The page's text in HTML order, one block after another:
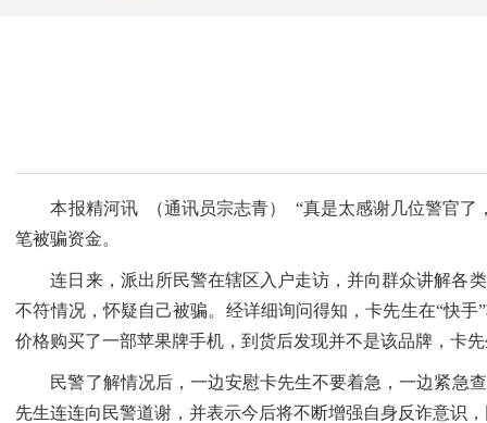
本报精河讯 （通讯员宗志青） “真是太感谢几位警官了
笔被骗资金。
连日来，派出所民警在辖区入户走访，并向群众讲解各类
不符情况，怀疑自己被骗。经详细询问得知，卡先生在“快
价格购买了一部苹果牌手机，到货后发现并不是该品牌，卡
民警了解情况后，一边安慰卡先生不要着急，一边紧急查
先生连连向民警道谢，并表示今后将不断增强自身反诈意识